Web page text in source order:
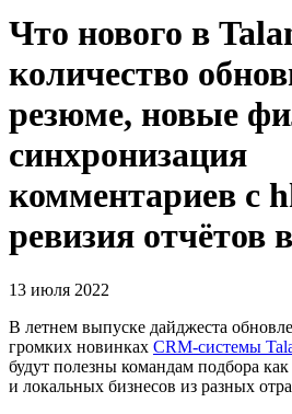
Что нового в
количество
резюме, новые
синхронизация
комментариев с
ревизия отчётов
13 июля 2022
В летнем выпуске дайджеста
громких новинках CRM-системы
будут полезны командам подбора
и локальных бизнесов из разных